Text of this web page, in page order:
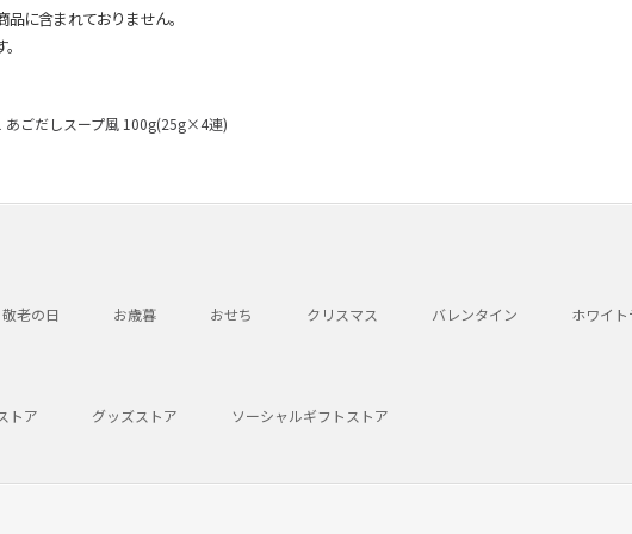
に含まれておりません。
あごだしスープ風 100g(25g×4連)
敬老の日 お歳暮 おせち クリスマス バレンタイン ホワイ
トア グッズストア ソーシャルギフトストア